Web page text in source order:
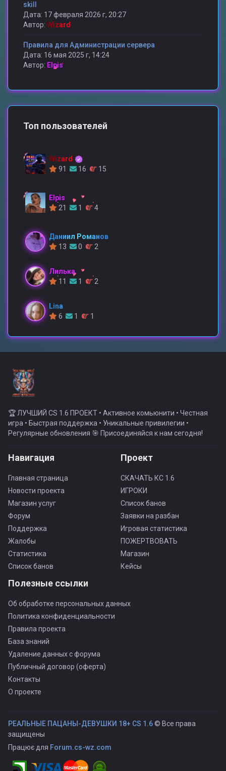
skill
Дата: 17 февраля 2026 г, 20:27
Автор: Wizard
Правила для Администрации сервера
Дата: 16 мая 2025 г, 14:24
Автор: Elpis
Топ пользователей
Wizard
91
16 15
Elpis
21
1 4
Даниил Романов
13
0 2
Лилька
11
1 2
Lina
6
1 1
🏆 ЛУЧШИЙ CS 1.6 ПРОЕКТ • Активное комьюнити • Честная
игра • Быстрая поддержка • Уникальные привилегии •
Регулярные обновления 🎯 Присоединяйся к нам сегодня!
Навигация
Главная страница
Новости проекта
Магазин услуг
Форум
Поддержка
Жалобы
Статистика
Список банов
Проект
СКАЧАТЬ КС 1.6
ИГРОКИ
Список банов
Заявки на разбан
Игровая статистика
ПОЖЕРТВОВАТЬ
Магазин
Кейсы
Полезные ссылки
Об обработке персональных данных
Политика конфиденциальности
Правила проекта
База знаний
Удаление данных с форума
Публичный договор (оферта)
Контакты
О проекте
РЕАЛЬНЫЕ ПАЦАНЫ-ДЕВУШКИ 18+ CS 1.6© Все права
защищены
Працює для Forum.cs-wz.com